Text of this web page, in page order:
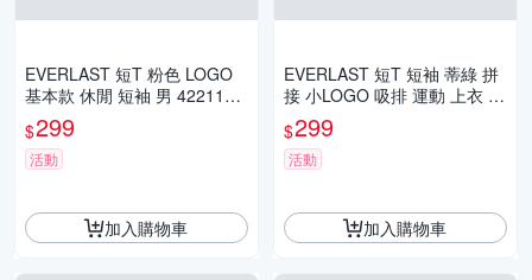
EVERLAST 短T 粉色 LOGO
基本款 休閒 短袖 男 4221100
441
$299
活動
加入購物車
EVERLAST 短T 短袖 蒂綠 拼
接 小LOGO 吸排 運動 上衣 女
4022107571
$299
活動
加入購物車